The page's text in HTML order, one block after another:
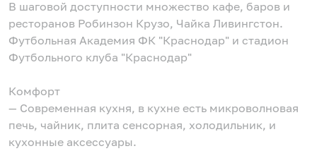
В шаговой доступности множество кафе, баров и
ресторанов Робинзон Крузо, Чайка Ливингстон.
Футбольная Академия ФК "Краснодар" и стадион
Футбольного клуба "Краснодар"
Комфорт
— Современная кухня, в кухне есть микроволновая
печь, чайник, плита сенсорная, холодильник, и
кухонные аксессуары.